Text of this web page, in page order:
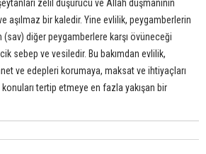
zelil düşürücü ve Allah düşmanının
aşılmaz bir kaledir. Yine evlilik, peygamberlerin
diğer peygamberlere karşı övüneceği
sebep ve vesiledir. Bu bakımdan evlilik,
ve edepleri korumaya, maksat ve ihtiyaçları
tertip etmeye en fazla yakışan bir